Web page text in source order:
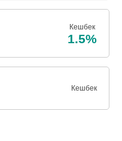
Кешбек
1.5%
Кешбек